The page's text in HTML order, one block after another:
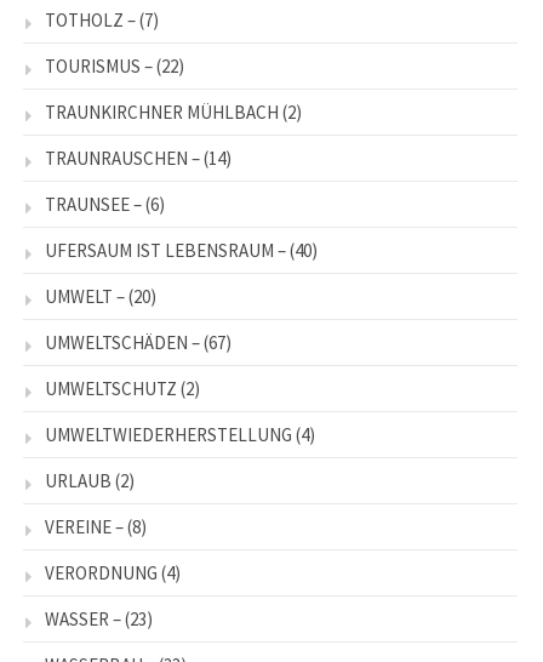
TOTHOLZ –(7)
TOURISMUS –(22)
TRAUNKIRCHNER MÜHLBACH (2)
TRAUNRAUSCHEN –(14)
TRAUNSEE –(6)
UFERSAUM IST LEBENSRAUM –(40)
UMWELT –(20)
UMWELTSCHÄDEN –(67)
UMWELTSCHUTZ (2)
UMWELTWIEDERHERSTELLUNG (4)
URLAUB (2)
VEREINE –(8)
VERORDNUNG (4)
WASSER –(23)